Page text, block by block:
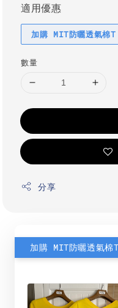
適用優惠
加購 MIT防曬透氣棉
數量
分享
加購 MIT防曬透氣棉